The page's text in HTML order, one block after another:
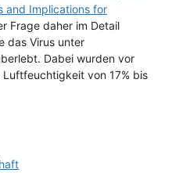
and Implications for
Frage daher im Detail
das Virus unter
Dabei wurden vor
von 17% bis